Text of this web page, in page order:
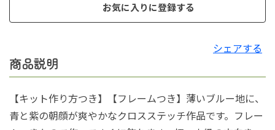
お気に入りに登録する
シェアする
商品説明
【キット作り方つき】【フレームつき】薄いブルー地に、
青と紫の朝顔が爽やかなクロスステッチ作品です。フレー